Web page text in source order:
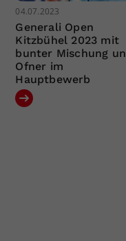
04.07.2023
Generali Open
Kitzbühel 2023 mit
bunter Mischung
Ofner im
Hauptbewerb